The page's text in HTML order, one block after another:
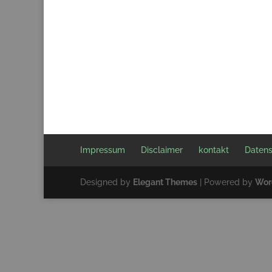
Impressum Disclaimer kontakt
Designed by Elegant Themes | Powered by